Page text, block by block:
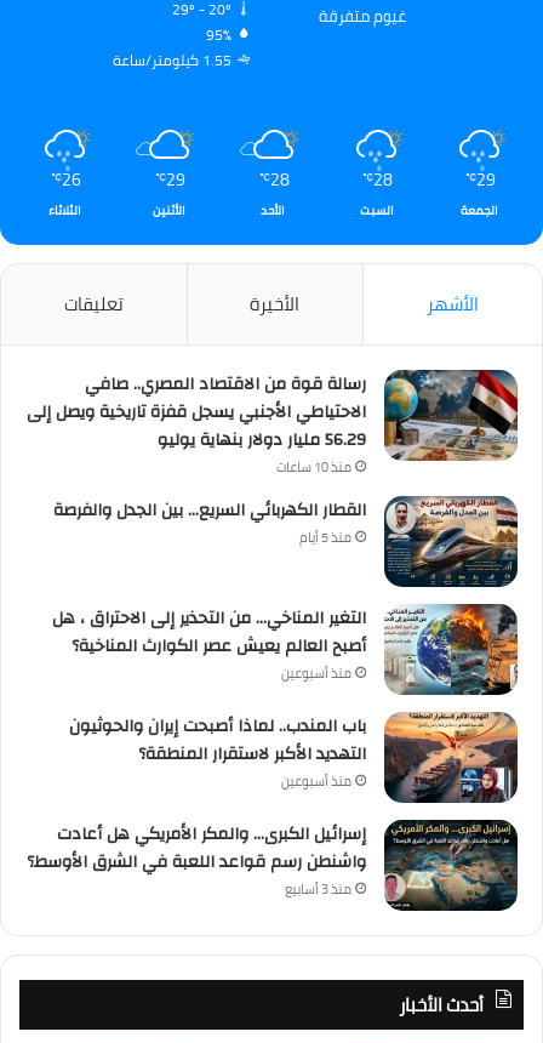
غيوم متفرقة
95%
1.55 كيلومتر/ساعة
29
℃
الجمعة
28
℃
السبت
28
℃
الأحد
29
℃
الأثنين
26
℃
الثلاثاء
الأشهر الأخيرة تعليقات
رسالة قوة من الاقتصاد المصري.. صافي
الاحتياطي الأجنبي يسجل قفزة تاريخية ويصل إلى
56.29 مليار دولار بنهاية يوليو
منذ 10 ساعات
القطار الكهربائي السريع… بين الجدل والفرصة
منذ 5 أيام
التغير المناخي… من التحذير إلى الاحتراق ، هل
أصبح العالم يعيش عصر الكوارث المناخية؟
منذ أسبوعين
باب المندب.. لماذا أصبحت إيران والحوثيون
التهديد الأكبر لاستقرار المنطقة؟
منذ أسبوعين
إسرائيل الكبرى… والمكر الأمريكي هل أعادت
واشنطن رسم قواعد اللعبة في الشرق الأوسط؟
منذ 3 أسابيع
أحدث الأخبار